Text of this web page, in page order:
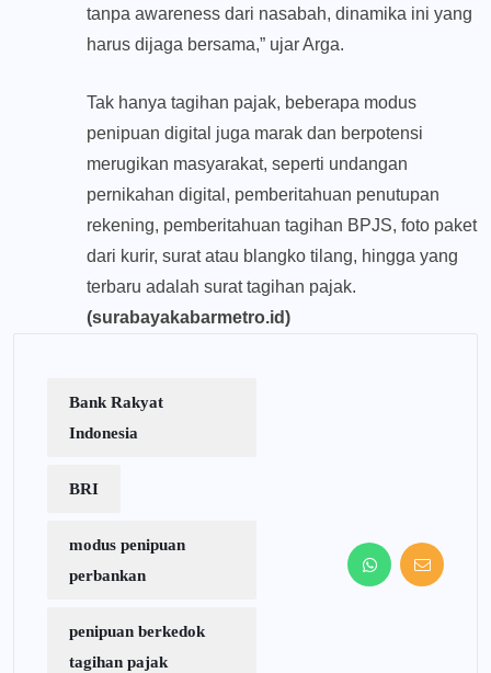
tanpa awareness dari nasabah, dinamika ini yang
harus dijaga bersama,” ujar Arga.
Tak hanya tagihan pajak, beberapa modus
penipuan digital juga marak dan berpotensi
merugikan masyarakat, seperti undangan
pernikahan digital, pemberitahuan penutupan
rekening, pemberitahuan tagihan BPJS, foto paket
dari kurir, surat atau blangko tilang, hingga yang
terbaru adalah surat tagihan pajak.
(surabayakabarmetro.id)
Bank Rakyat
Indonesia
BRI
modus penipuan
perbankan
penipuan berkedok
tagihan pajak